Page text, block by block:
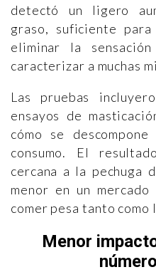
detectó un ligero
graso, suficiente
eliminar la sensación
caracterizar a muchas
Las pruebas
ensayos de
cómo se
consumo. El
cercana a la pechuga
menor en un
comer pesa tanto
Menor